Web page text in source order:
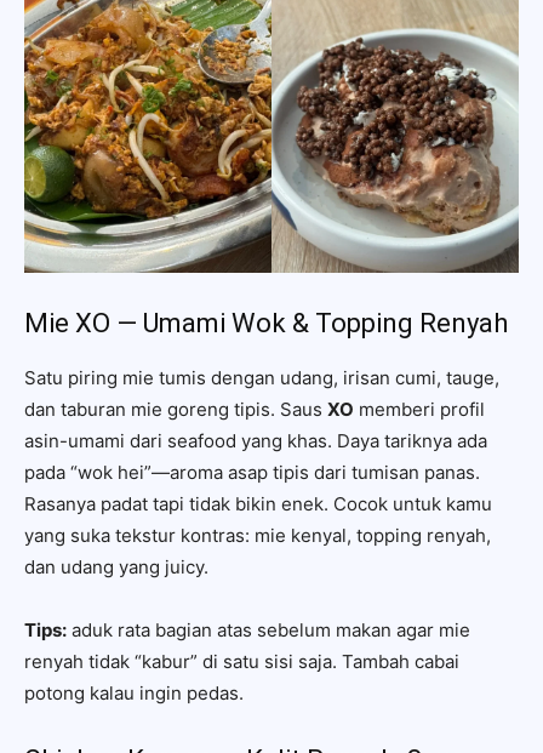
Mie XO — Umami Wok & Topping Renyah
Satu piring mie tumis dengan udang, irisan cumi, tauge,
dan taburan mie goreng tipis. Saus XO memberi profil
asin-umami dari seafood yang khas. Daya tariknya ada
pada “wok hei”—aroma asap tipis dari tumisan panas.
Rasanya padat tapi tidak bikin enek. Cocok untuk kamu
yang suka tekstur kontras: mie kenyal, topping renyah,
dan udang yang juicy.
Tips: aduk rata bagian atas sebelum makan agar mie
renyah tidak “kabur” di satu sisi saja. Tambah cabai
potong kalau ingin pedas.